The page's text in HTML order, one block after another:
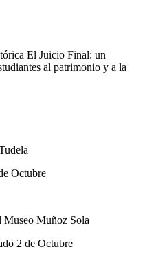
El Juicio Final: un
al patrimonio y a la
Octubre
Museo Muñoz Sola
2 de Octubre